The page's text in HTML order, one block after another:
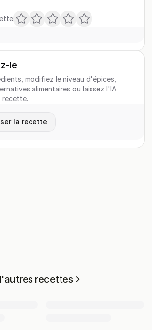
le
modifiez le niveau d'épices,
alimentaires ou laissez l'IA
recette.
la recette
recettes